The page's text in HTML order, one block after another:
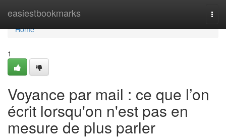
easiestbookmarks
Home
Home
1
Voyance par mail : ce que l’on
écrit lorsqu'on n'est pas en
mesure de plus parler